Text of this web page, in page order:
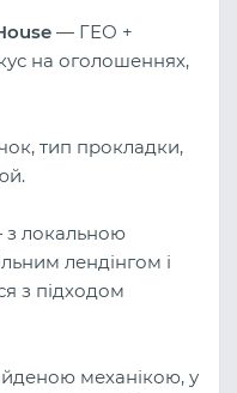
— ГЕО +
на оголошеннях,
тип прокладки,
локальною
лендінгом і
з підходом
механікою, у